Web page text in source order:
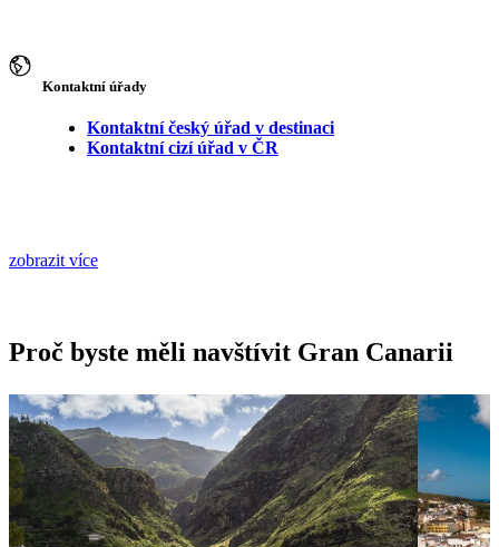
Kontaktní úřady
Kontaktní český úřad v destinaci
Kontaktní cizí úřad v ČR
zobrazit více
Proč byste měli navštívit Gran Canarii